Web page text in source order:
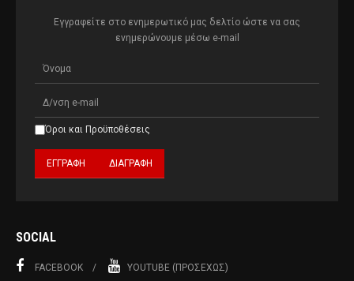
Εγγραφείτε στο ενημερωτικό μας δελτίο ώστε να σας
ενημερώνουμε μέσω e-mail
Όροι και Προϋποθέσεις
SOCIAL
FACEBOOK YOUTUBE (ΠΡΟΣΕΧΏΣ)